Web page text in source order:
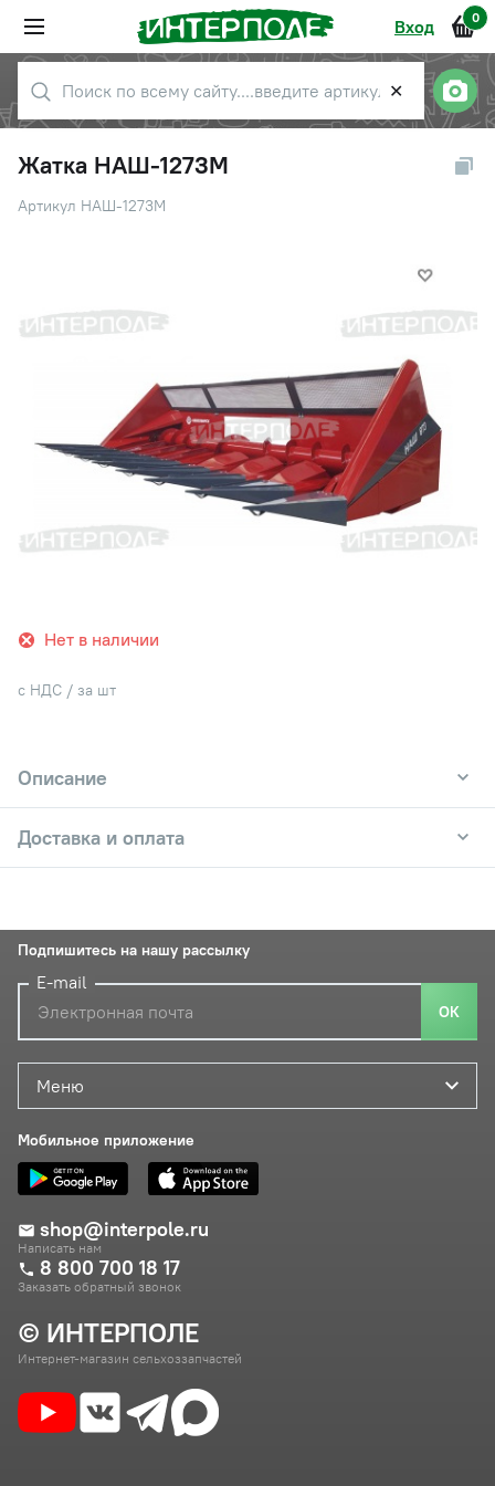
Вход 0
✕
Жатка НАШ-1273М
Артикул НАШ-1273М
Нет в наличии
с НДС / за шт
Описание
Доставка и оплата
© ИНТЕРПОЛЕ
Интернет-магазин сельхоззапчастей
Меню
Мобильное приложение
shop@interpole.ru
Написать нам
8 800 700 18 17
Заказать обратный звонок
Подпишитесь на нашу рассылку
E-mail
ОК